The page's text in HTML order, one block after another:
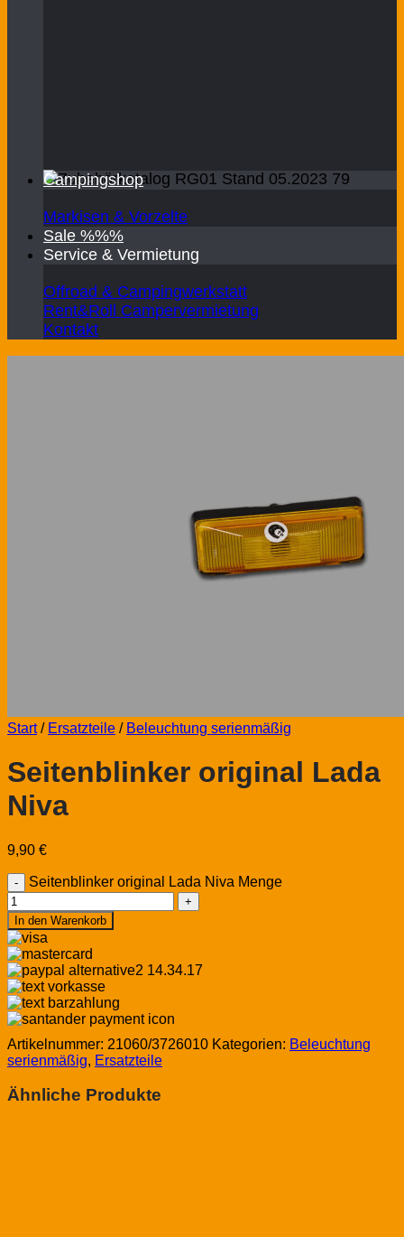
Campingshop
Markisen & Vorzelte
Sale %%%
Service & Vermietung
Offroad & Campingwerkstatt
Rent&Roll Campervermietung
Kontakt
Start / Ersatzteile / Beleuchtung serienmäßig
Seitenblinker original Lada
Niva
9,90 €
Seitenblinker original Lada Niva Menge
In den Warenkorb
Artikelnummer: 21060/3726010 Kategorien: Beleuchtung
serienmäßig, Ersatzteile
Ähnliche Produkte